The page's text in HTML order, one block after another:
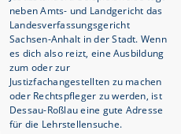
neben Amts- und Landgericht das
Landesverfassungsgericht
Sachsen-Anhalt in der Stadt. Wenn
es dich also reizt, eine Ausbildung
zum oder zur
Justizfachangestellten zu machen
oder Rechtspfleger zu werden, ist
Dessau-Roßlau eine gute Adresse
für die Lehrstellensuche.